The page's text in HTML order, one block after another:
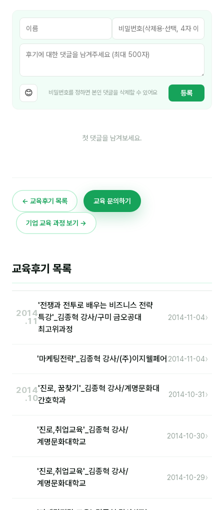
김소연
김의중
김지혜
박혜랑
안정미
오미영
은종성
이미루
전승빈
😊 비밀번호를 정하면 본인 댓글을 삭제할 수 있어요 등록
첫 댓글을 남겨보세요.
← 교육후기 목록 교육 문의하기
기업 교육 과정 보기 →
교육후기 목록
2014
.11
'전쟁과 전투로 배우는 비즈니스 전략
특강'_김종혁 강사/구미 금오공대
최고위과정
2014-11-04›
'마케팅전략'_김종혁 강사/(주)이지웰페어 2014-11-04›
2014
.10
'진로, 꿈찾기'_김종혁 강사/계명문화대
간호학과
2014-10-31 ›
'진로,취업교육'_김종혁 강사/
계명문화대학교
2014-10-30›
'진로,취업교육'_김종혁 강사/
계명문화대학교
2014-10-29›